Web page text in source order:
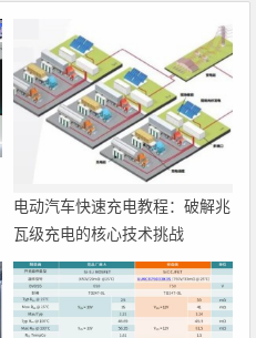
电动汽车快速充电教程：破解兆
瓦级充电的核心技术挑战